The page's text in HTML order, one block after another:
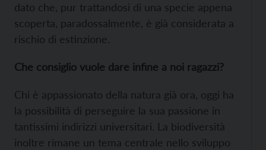
dato che, pur trattandosi di una specie appena
scoperta, paradossalmente, è già considerata a
rischio di estinzione.
Che consiglio vuole dare infine a noi ragazzi?
Chi è appassionato della natura già ora, oggi ha
la possibilità di perseguire la sua passione in
tantissimi indirizzi universitari. La biodiversità
inoltre rimane un tema centrale nello sviluppo